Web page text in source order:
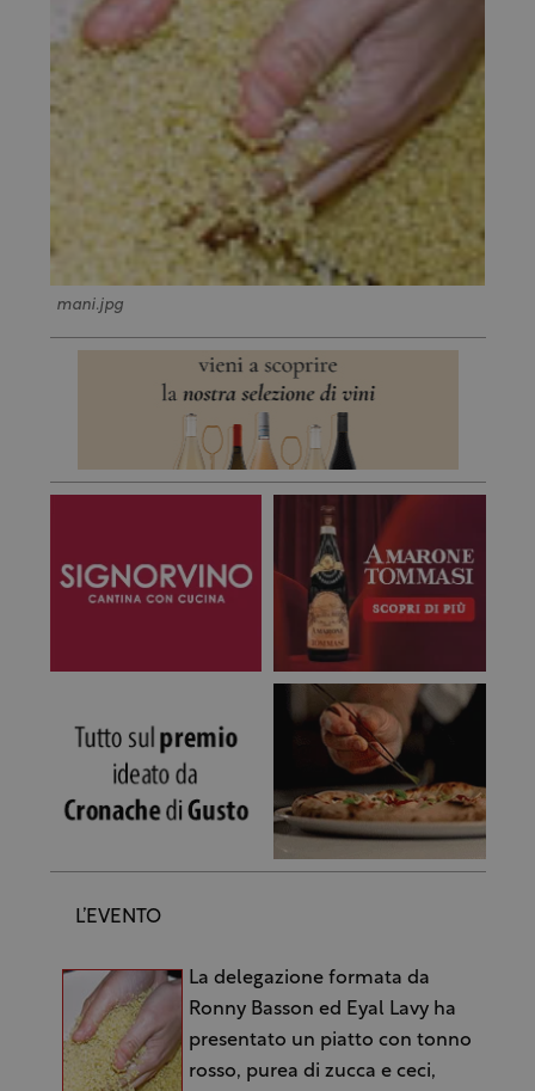
mani.jpg
L’EVENTO
La delegazione formata da
Ronny Basson ed Eyal Lavy ha
presentato un piatto con tonno
rosso, purea di zucca e ceci,